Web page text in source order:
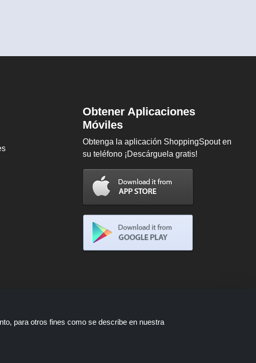
Obtener Aplicaciones
Móviles
Obtenga la aplicación ShoppingSpout en
su teléfono ¡Descárguela gratis!
para otros fines como se describe en nuestra